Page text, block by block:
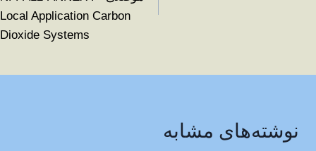
Local Application Carbon
Dioxide Systems
نوشته‌های مشابه